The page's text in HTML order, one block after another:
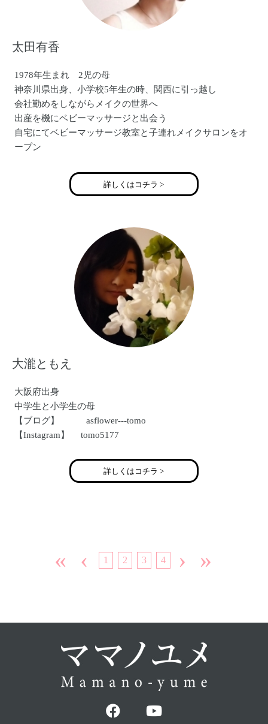
太田有香
1978年生まれ 2児の母
神奈川県出身、小学校5年生の時、関西に引っ越し
会社勤めをしながらメイクの世界へ
出産を機にベビーマッサージと出会う
自宅にてベビーマッサージ教室と子連れメイクサロンをオ
ープン
現在、メイクカラーアナリスト(R)としても活動
http://www.joyful-angels.com/
詳しくはコチラ >
大瀧ともえ
大阪府出身
中学生と小学生の母
【ブログ】 asflower---tomo
【Instagram】 tomo5177
詳しくはコチラ >
« ‹ 1 2 3 4 › »